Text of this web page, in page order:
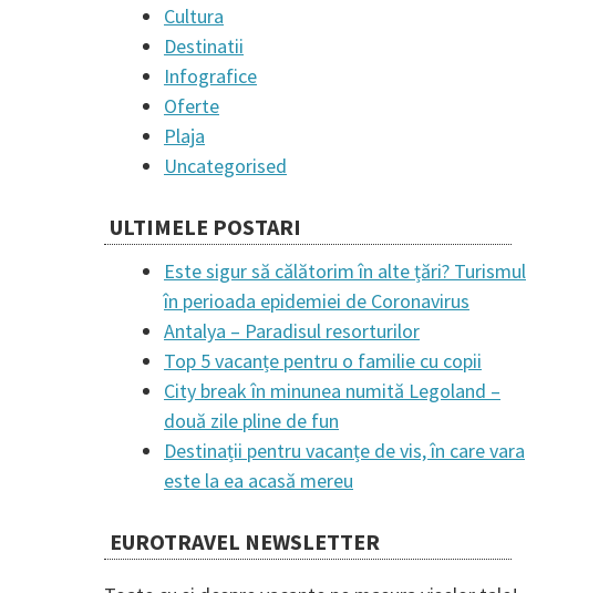
Cultura
Destinatii
Infografice
Oferte
Plaja
Uncategorised
ULTIMELE POSTARI
Este sigur să călătorim în alte țări? Turismul
în perioada epidemiei de Coronavirus
Antalya – Paradisul resorturilor
Top 5 vacanțe pentru o familie cu copii
City break în minunea numită Legoland –
două zile pline de fun
Destinații pentru vacanțe de vis, în care vara
este la ea acasă mereu
EUROTRAVEL NEWSLETTER